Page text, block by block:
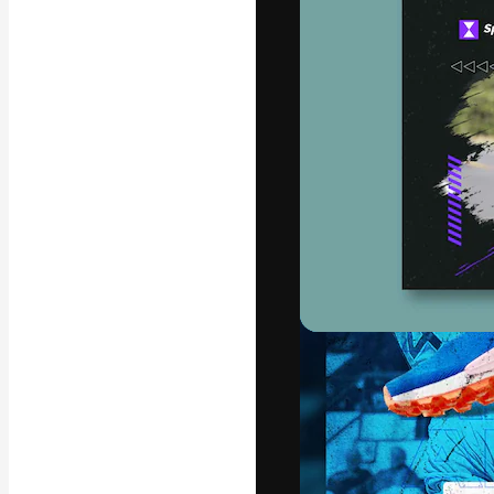
La plateforme
vos meilleurs
d’abonnés :
Français
Copyright ©